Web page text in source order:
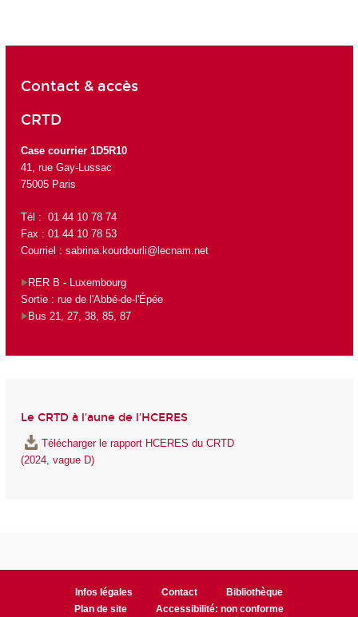
Contact & accès
CRTD
Case courrier 1D5R10
41, rue Gay-Lussac
75005 Paris
Tél : 01 44 10 78 74
Fax : 01 44 10 78 53
Courriel : sabrina.kourdourli@lecnam.net
RER B - Luxembourg
Sortie : rue de l'Abbé-de-l'Épée
Bus 21, 27, 38, 85, 87
Le CRTD à l'aune de l'HCERES
Télécharger le rapport HCERES du CRTD
(2024, vague D)
Infos légales Contact
Bibliothèque
Plan de site
Accessibilité: non conforme